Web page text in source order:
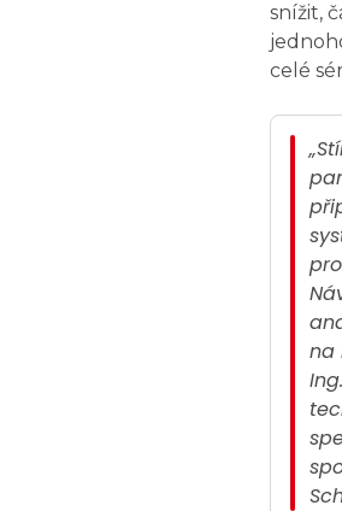
snížit,
celé
na